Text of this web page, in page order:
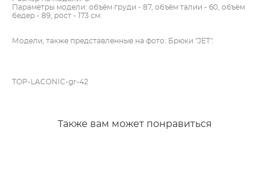
Параметры модели: объём груди - 87, объём талии - 60, объём
бедер - 89, рост - 173 см.
Модели, также представленные на фото: Брюки "JET".
TOP-LACONIC-gr-42
Также вам может понравиться